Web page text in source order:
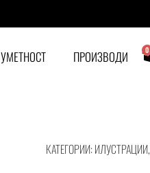
УМЕТНОСТ ПРОИЗВОДИ 0
КАТЕГОРИИ:ИЛУСТРАЦИИ,